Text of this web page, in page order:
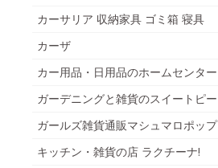
カーサリア 収納家具 ゴミ箱 寝具
カーザ
カー用品・日用品のホームセンター
ガーデニングと雑貨のスイートピー
ガールズ雑貨通販マシュマロポップ
キッチン・雑貨の店 ラクチーナ!